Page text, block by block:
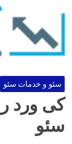
سئو و خدمات سئو
کی ورد
سئو